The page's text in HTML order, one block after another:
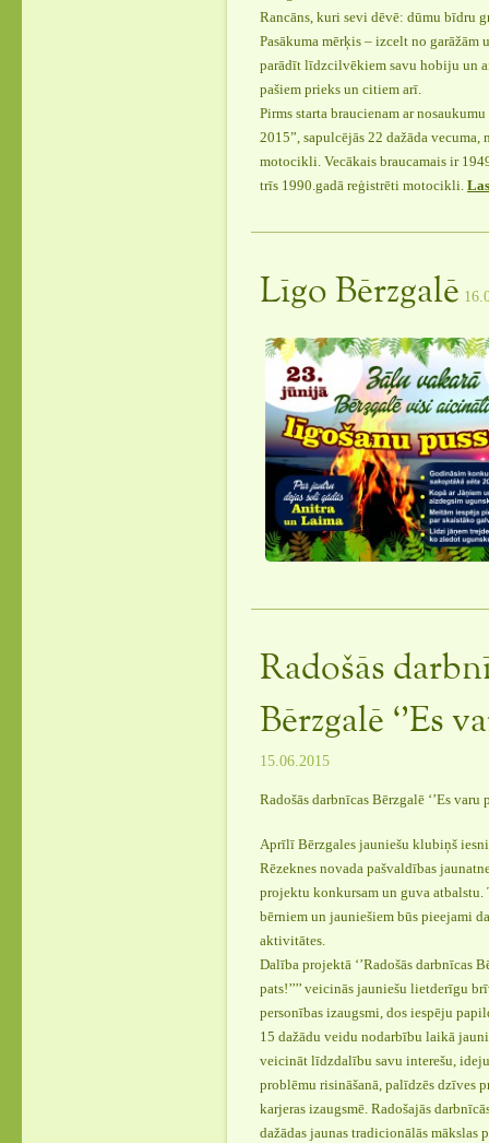
Rancāns, kuri sevi dēvē: dūmu bīdru
Pasākuma mērķis – izcelt no garāžām
parādīt līdzcilvēkiem savu hobiju un
pašiem prieks un citiem arī.
Pirms starta braucienam ar
2015”, sapulcējās 22 dažāda vecuma,
motocikli. Vecākais braucamais ir
trīs 1990.gadā reģistrēti motocikli.
Līgo Bērzgalē
Radošās
Bērzgalē ‘’Es
15.06.2015
Radošās darbnīcas Bērzgalē ‘’Es varu
Aprīlī Bērzgales jauniešu klubiņš
Rēzeknes novada pašvaldības
projektu konkursam un guva atbalstu.
bērniem un jauniešiem būs pieejami
aktivitātes.
Dalība projektā ‘’Radošās darbnīcas
pats!’’’’ veicinās jauniešu lietderīgu
personības izaugsmi, dos iespēju
15 dažādu veidu nodarbību laikā
veicināt līdzdalību savu interešu,
problēmu risināšanā, palīdzēs dzīves
karjeras izaugsmē. Radošajās
dažādas jaunas tradicionālās mākslas